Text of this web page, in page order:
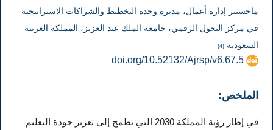
ماجستير إدارة أعمال، مديرة وحدة التخطيط والشراكات الاستراتيجية
في مركز التحول الرقمي، جامعة الملك عبد العزيز، المملكة العربية
السعودية (4)
doi.org/10.52132/Ajrsp/v6.67.5
الملخص:
في إطار رؤية المملكة 2030 التي تطمح إلى تعزيز جودة التعليم